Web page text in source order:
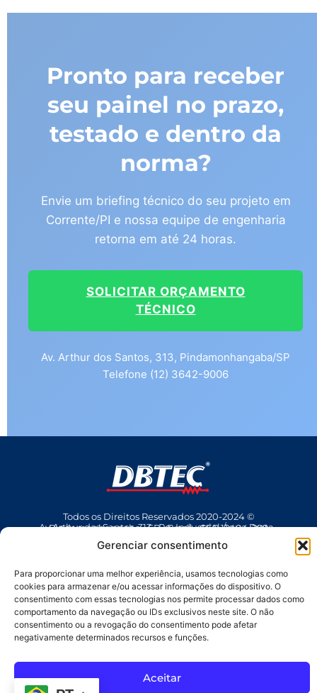
Gerenciar consentimento
Para proporcionar uma melhor experiência, usamos tecnologias como
cookies para armazenar e/ou acessar informações do dispositivo. O
consentimento com essas tecnologias nos permite processar dados como
comportamento da navegação ou IDs exclusivos neste site. O não
consentimento ou a revogação do consentimento pode afetar
negativamente determinados recursos e funções.
Aceitar
Pronto para receber
seu painel no prazo,
testado e dentro da
norma?
Envie um briefing técnico do seu projeto em
Corrente/PI e nossa equipe de engenharia
retorna em até 24 horas.
SOLICITAR ORÇAMENTO
TÉCNICO
Av. Arthur dos Santos, 313, Pindamonhangaba/SP
Telefone (12) 3642-9006
Todos os Direitos Reservados 2020-2024 ©
Av Arthur dos Santos, 313 • Pq. Industrial Água Preta • Pindamonhangaba • SP • Brasil • CEP 12404-289
(12) 3642 9006
• dbtec@dbtec.com.br